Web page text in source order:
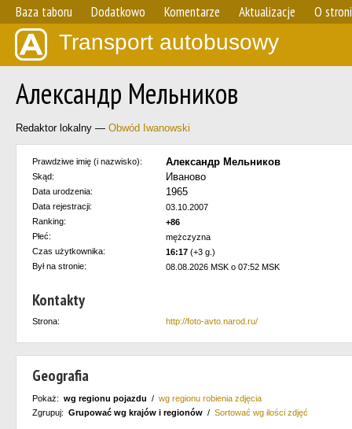
Baza taboru Dodatkowo Komentarze Aktualizacje O
Transport autobusowy
Александр Мельников
Redaktor lokalny — Obwód Iwanowski
Prawdziwe imię (i nazwisko): Александр Мельников
Skąd: Иваново
Data urodzenia: 1965
Data rejestracji:
03.10.2007
Ranking:
+86
Płeć:
mężczyzna
Czas użytkownika:
16:17 (+3 g.)
Był na stronie:
08.08.2026 MSK o 07:52 MSK
Kontakty
Strona: http://foto-avto.narod.ru/
Geografia
Pokaż: wg regionu pojazdu / wg regionu robienia zdjęcia
Zgrupuj: Grupować wg krajów i regionów / Sortować wg ilości zdjęć